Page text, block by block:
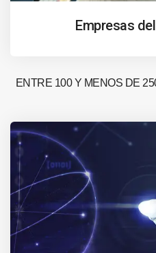
Empresas
ENTRE 100 Y MENOS DE